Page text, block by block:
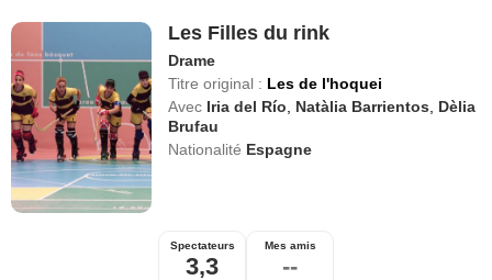
Les Filles du rink
Drame
Titre original : Les de l'hoquei
Avec Iria del Río Natàlia Barrientos
Dèlia
Brufau
Nationalité Espagne
Spectateurs
3,3
Mes amis
--